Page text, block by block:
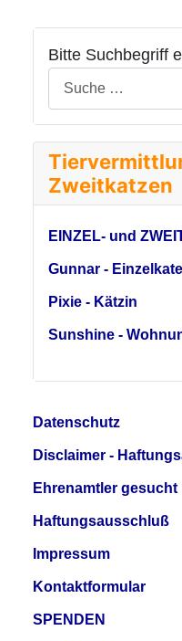
Bitte Suchbegriff
Zweitkatzen
EINZEL- und
Gunnar -
Pixie - Kätzin
Sunshine -
Datenschutz
Disclaimer -
Ehrenamtler gesucht
Haftungsausschluß
Impressum
Kontaktformular
SPENDEN